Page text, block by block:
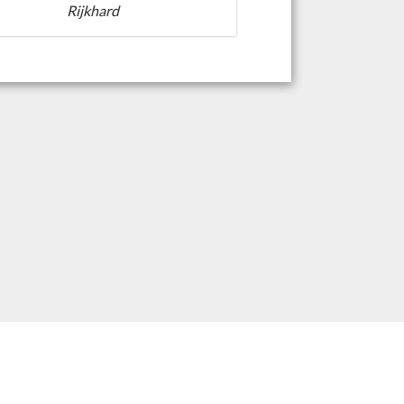
Rijkhard